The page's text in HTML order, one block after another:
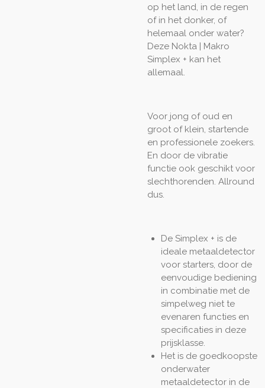
op het land, in de regen
of in het donker, of
helemaal onder water?
Deze Nokta | Makro
Simplex + kan het
allemaal.
Voor jong of oud en
groot of klein, startende
en professionele zoekers.
En door de vibratie
functie ook geschikt voor
slechthorenden. Allround
dus.
De Simplex + is de
ideale metaaldetector
voor starters, door de
eenvoudige bediening
in combinatie met de
simpelweg niet te
evenaren functies en
specificaties in deze
prijsklasse.
Het is de goedkoopste
onderwater
metaaldetector in de